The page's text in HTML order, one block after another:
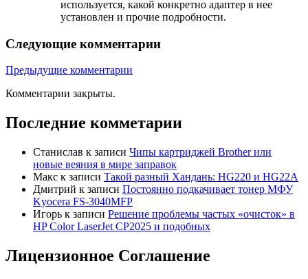
используется, какой конкретно адаптер в нее
установлен и прочие подробности.
Следующие комментарии
Предыдущие комментарии
Комментарии закрыты.
Последние комметарии
Станислав к записи Чипы картриджей Brother или
новые веяния в мире заправок
Макс к записи Такой разный Хандань: HG220 и HG22A
Дмитрий к записи Постоянно подкачивает тонер МФУ
Kyocera FS-3040MFP
Игорь к записи Решение проблемы частых «очисток» в
HP Color LaserJet CP2025 и подобных
Лицензионное Соглашение